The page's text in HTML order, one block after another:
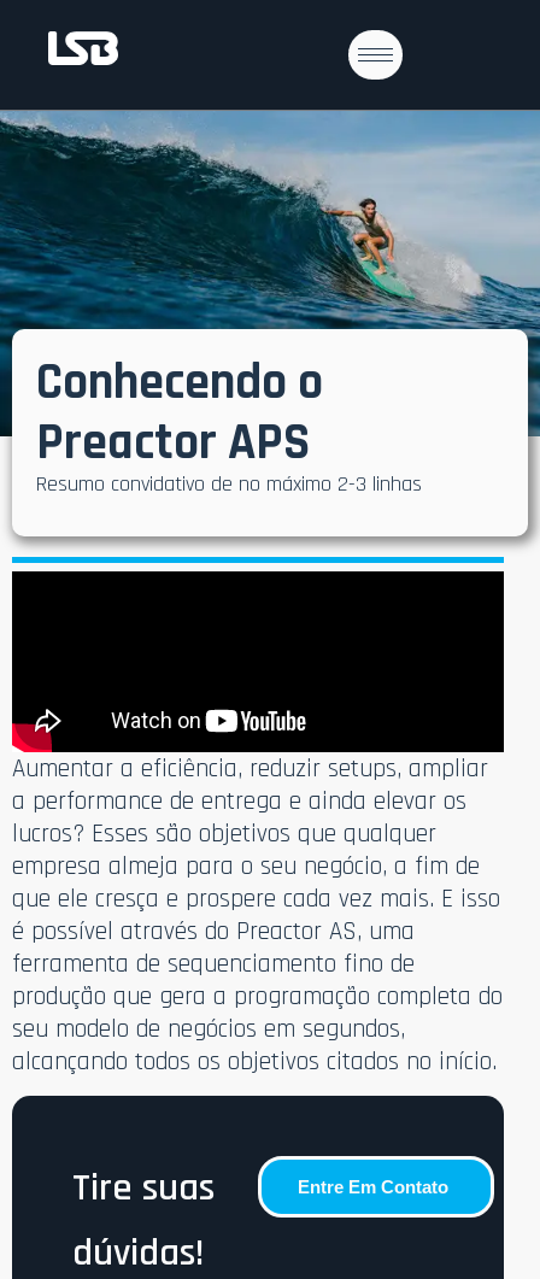
Conhecendo o
Preactor APS
Resumo convidativo de no máximo 2-3 linhas
Aumentar a eficiência, reduzir setups, ampliar
a performance de entrega e ainda elevar os
lucros? Esses são objetivos que qualquer
empresa almeja para o seu negócio, a fim de
que ele cresça e prospere cada vez mais. E isso
é possível através do Preactor AS, uma
ferramenta de sequenciamento fino de
produção que gera a programação completa do
seu modelo de negócios em segundos,
alcançando todos os objetivos citados no início.
Tire suas
dúvidas!
Entre Em Contato